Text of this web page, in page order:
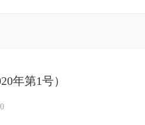
年第1号）